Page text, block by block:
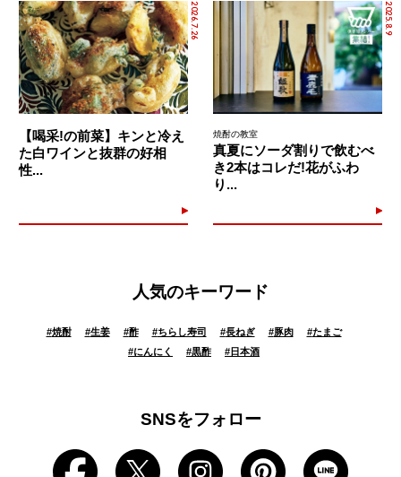
2026.7.26
【喝采!の前菜】キンと冷え
た白ワインと抜群の好相
性...
2025.8.9
焼酎の教室
真夏にソーダ割りで飲むべ
き2本はコレだ!花がふわ
り...
人気のキーワード
#焼酎 #生姜 #酢 #ちらし寿司 #長ねぎ #豚肉 #たまご
#にんにく #黒酢 # 日本酒
SNSをフォロー